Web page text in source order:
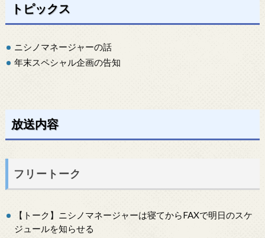
トピックス
ニシノマネージャーの話
年末スペシャル企画の告知
放送内容
フリートーク
【トーク】ニシノマネージャーは寝てからFAXで明日のスケ
ジュールを知らせる